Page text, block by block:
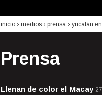
inicio › medios › prensa › yucatán
Prensa
Llenan de color el Macay